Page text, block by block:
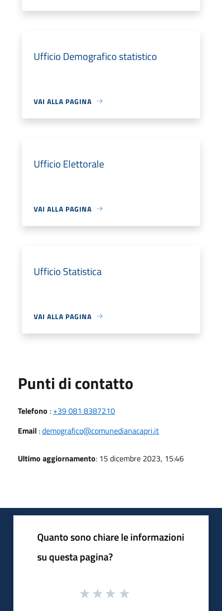
Ufficio Demografico statistico
VAI ALLA PAGINA
Ufficio Elettorale
VAI ALLA PAGINA
Ufficio Statistica
VAI ALLA PAGINA
Punti di contatto
Telefono : +39 081 8387210
Email :demografico@comunedianacapri.it
Ultimo aggiornamento: 15 dicembre 2023, 15:46
Quanto sono chiare le informazioni
su questa pagina?